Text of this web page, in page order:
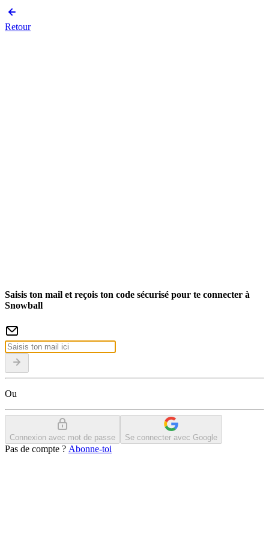
Retour
Saisis ton mail et reçois ton code sécurisé pour te connecter à
Snowball
Ou
Connexion avec mot de passe Se connecter avec Google
Pas de compte ? Abonne-toi